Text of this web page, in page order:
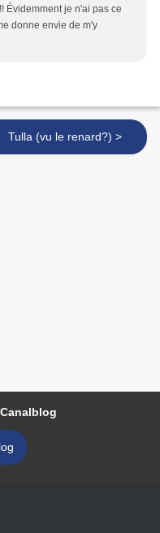
Évidemment je n'ai pas ce
donne envie de m'y
Tulla (vu le renard?) >